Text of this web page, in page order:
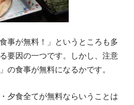
事が無料！」というところも多
要因の一つです。しかし、注意
の食事が無料になるかです。
夕食全てが無料ならいうことは